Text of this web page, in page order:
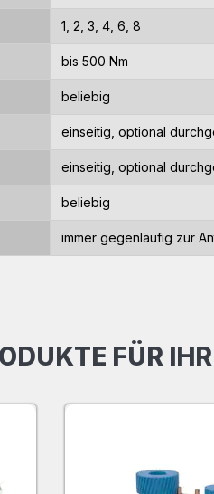
1, 2, 3, 4, 6, 8
bis 500 Nm
beliebig
einseitig, optional
einseitig, optional
beliebig
immer gegenläufig zur
FÜR